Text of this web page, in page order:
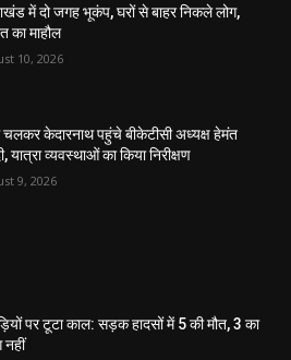
में दो जगह भूकंप, घरों से बाहर निकले लोग,
का माहौल
10, 2026
केदारनाथ पहुंचे बीकेटीसी अध्यक्ष हेमंत
यात्रा व्यवस्थाओं का किया निरीक्षण
9, 2026
पर टूटा काल: सड़क हादसों में 5 की मौत, 3 का
नहीं